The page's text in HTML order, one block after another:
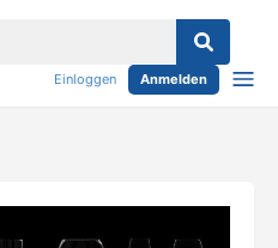
Einloggen Anmelden